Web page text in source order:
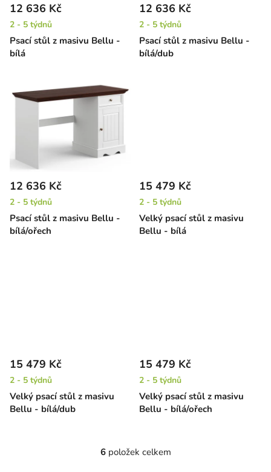
o
d
u
k
ů
Psací stůl z masivu Bellu -
bílá
12 636 Kč
2 - 5 týdnů
Psací stůl z masivu Bellu -
bílá/dub
12 636 Kč
2 - 5 týdnů
Psací stůl z masivu Bellu -
bílá/ořech
12 636 Kč
2 - 5 týdnů
Velký psací stůl z masivu
Bellu - bílá
15 479 Kč
2 - 5 týdnů
Velký psací stůl z masivu
Bellu - bílá/dub
15 479 Kč
2 - 5 týdnů
Velký psací stůl z masivu
Bellu - bílá/ořech
15 479 Kč
2 - 5 týdnů
O
6položek celkem